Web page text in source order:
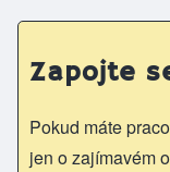
Zapojte
Pokud máte
jen o zajímavém